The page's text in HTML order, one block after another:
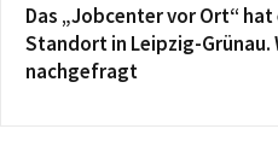
Das „Jobcenter vor Ort“ hat
Standort in Leipzig-Grünau.
nachgefragt